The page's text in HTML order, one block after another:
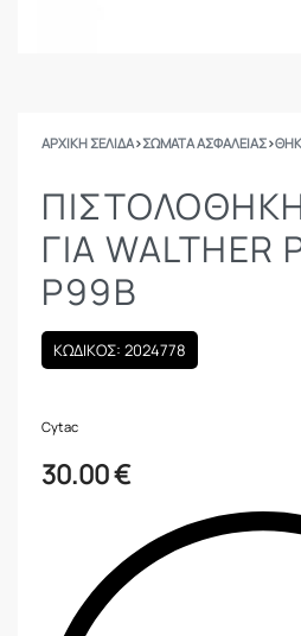
ΑΡΧΙΚΉ ΣΕΛΊΔΑ›ΣΩΜΑΤΑ ΑΣΦΑΛΕΙΑΣ›
ΓΙΑ WALTHER
P99B
ΚΩΔΙΚΟΣ: 2024778
Cytac
30.00€